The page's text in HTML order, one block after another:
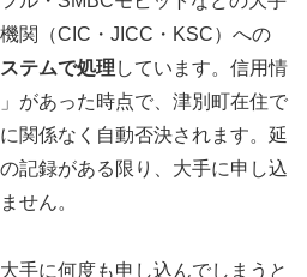
関（CIC・JICC・KSC）への
テムで処理 しています。信用情
があった時点で、津別町在住で
関係なく自動否決されます。延
記録がある限り、大手に申し込
せん。
手に何度も申し込んでしまうと